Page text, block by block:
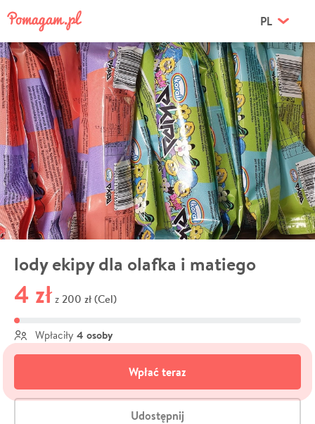
PL
lody ekipy dla olafka i matiego
4 zł z 200 zł (Cel)
Wpłaciły 4 osoby
Wpłać teraz
Udostępnij